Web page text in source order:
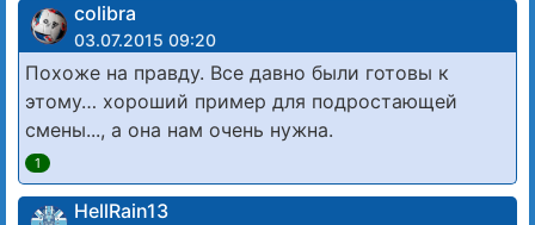
colibra
03.07.2015 09:20
Похоже на правду. Все давно были готовы к
этому… хороший пример для подростающей
смены..., а она нам очень нужна.
1
HellRain13